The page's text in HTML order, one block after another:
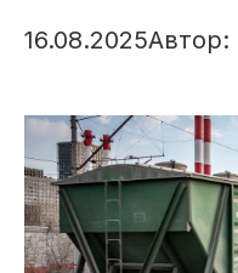
16.08.2025Автор: